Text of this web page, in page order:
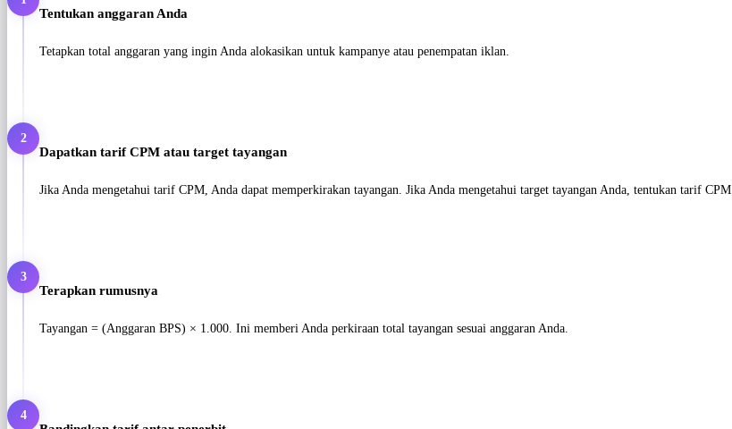
Tentukan anggaran Anda
Tetapkan total anggaran yang ingin Anda alokasikan untuk kampanye atau penempatan iklan.
2
Dapatkan tarif CPM atau target tayangan
Jika Anda mengetahui tarif CPM, Anda dapat memperkirakan tayangan. Jika Anda mengetahui target tayangan Anda, tentukan tarif CPM.
3
Terapkan rumusnya
Tayangan = (Anggaran BPS) × 1.000. Ini memberi Anda perkiraan total tayangan sesuai anggaran Anda.
4